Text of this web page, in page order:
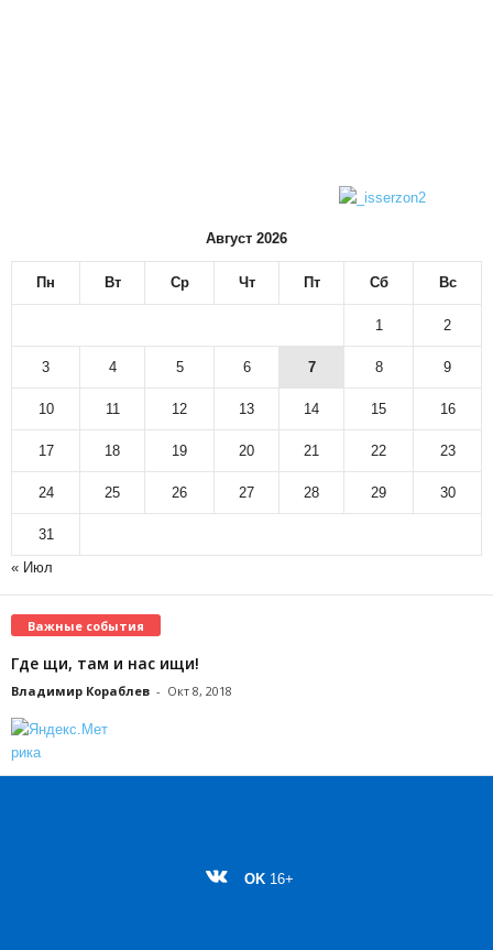
Август 2026
Пн Вт Ср Чт Пт Сб Вс
1 2
3 4 5 6 7 8 9
10 11 12 13 14 15 16
17 18 19 20 21 22 23
24 25 26 27 28 29 30
31
« Июл
Важные события
Где щи, там и нас ищи!
Владимир Кораблев - Окт 8, 2018
OK 16+